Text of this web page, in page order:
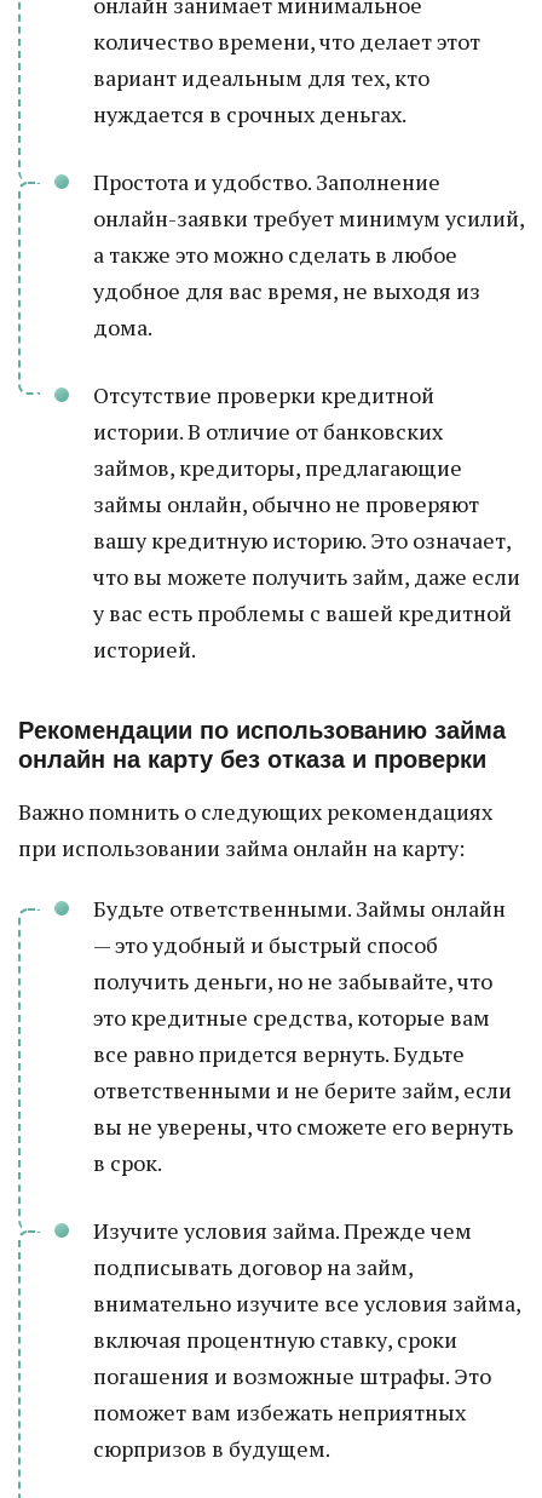
количество времени, что делает этот
вариант идеальным для тех, кто
нуждается в срочных деньгах.
Простота и удобство. Заполнение
онлайн-заявки требует минимум усилий,
а также это можно сделать в любое
удобное для вас время, не выходя из
дома.
Отсутствие проверки кредитной
истории. В отличие от банковских
займов, кредиторы, предлагающие
займы онлайн, обычно не проверяют
вашу кредитную историю. Это означает,
что вы можете получить займ, даже если
у вас есть проблемы с вашей кредитной
историей.
Рекомендации по использованию займа
онлайн на карту без отказа и проверки
Важно помнить о следующих рекомендациях
при использовании займа онлайн на карту:
Будьте ответственными. Займы онлайн
— это удобный и быстрый способ
получить деньги, но не забывайте, что
это кредитные средства, которые вам
все равно придется вернуть. Будьте
ответственными и не берите займ, если
вы не уверены, что сможете его вернуть
в срок.
Изучите условия займа. Прежде чем
подписывать договор на займ,
внимательно изучите все условия займа,
включая процентную ставку, сроки
погашения и возможные штрафы. Это
поможет вам избежать неприятных
сюрпризов в будущем.